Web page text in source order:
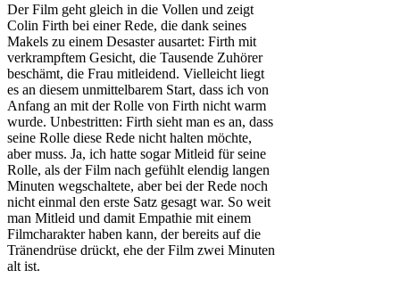
Der Film geht gleich in die Vollen und zeigt
Colin Firth bei einer Rede, die dank seines
Makels zu einem Desaster ausartet: Firth mit
verkrampftem Gesicht, die Tausende Zuhörer
beschämt, die Frau mitleidend. Vielleicht liegt
es an diesem unmittelbarem Start, dass ich von
Anfang an mit der Rolle von Firth nicht warm
wurde. Unbestritten: Firth sieht man es an, dass
seine Rolle diese Rede nicht halten möchte,
aber muss. Ja, ich hatte sogar Mitleid für seine
Rolle, als der Film nach gefühlt elendig langen
Minuten wegschaltete, aber bei der Rede noch
nicht einmal den erste Satz gesagt war. So weit
man Mitleid und damit Empathie mit einem
Filmcharakter haben kann, der bereits auf die
Tränendrüse drückt, ehe der Film zwei Minuten
alt ist.